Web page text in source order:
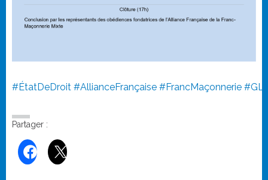
#ÉtatDeDroit #AllianceFrançaise #FrancMaçonnerie
Partager :